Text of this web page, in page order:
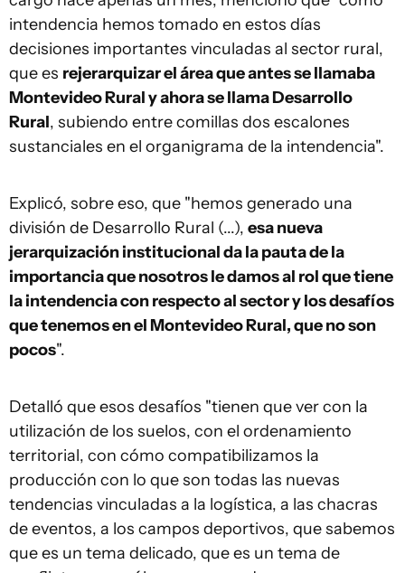
intendencia hemos tomado en estos días
decisiones importantes vinculadas al sector rural,
que es rejerarquizar el área que antes se llamaba
Montevideo Rural y ahora se llama Desarrollo
Rural, subiendo entre comillas dos escalones
sustanciales en el organigrama de la intendencia".
Explicó, sobre eso, que "hemos generado una
división de Desarrollo Rural (...), esa nueva
jerarquización institucional da la pauta de la
importancia que nosotros le damos al rol que tiene
la intendencia con respecto al sector y los desafíos
que tenemos en el Montevideo Rural, que no son
pocos".
Detalló que esos desafíos "tienen que ver con la
utilización de los suelos, con el ordenamiento
territorial, con cómo compatibilizamos la
producción con lo que son todas las nuevas
tendencias vinculadas a la logística, a las chacras
de eventos, a los campos deportivos, que sabemos
que es un tema delicado, que es un tema de